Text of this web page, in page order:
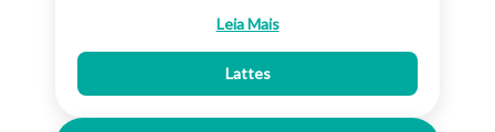
Técnicas de Planejamento Territorial de
Transporte dos Congressos anuais brasileiros da
ANPET desse 2019, integrante do observatório
Leia Mais
Lattes